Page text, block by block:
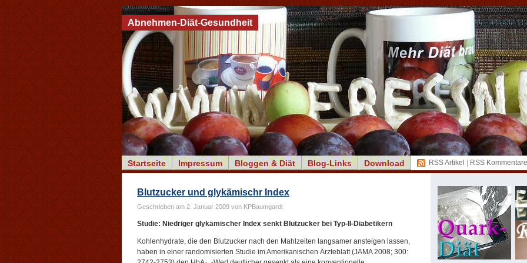
Startseite Impressum Bloggen & Diät Blog-Links Download RSS Artikel RSS Kommentare
Abnehmen-Diät-Gesundheit
Blutzucker und glykämischr Index
Geschrieben am 2. Januar 2009 von KPBaumgardt
Studie: Niedriger glykämischer Index senkt Blutzucker bei Typ-II-Diabetikern
Kohlenhydrate, die den Blutzucker nach den Mahlzeiten langsamer ansteigen lassen,
haben in einer randomisierten Studie im Amerikanischen Ärzteblatt (JAMA 2008; 300: